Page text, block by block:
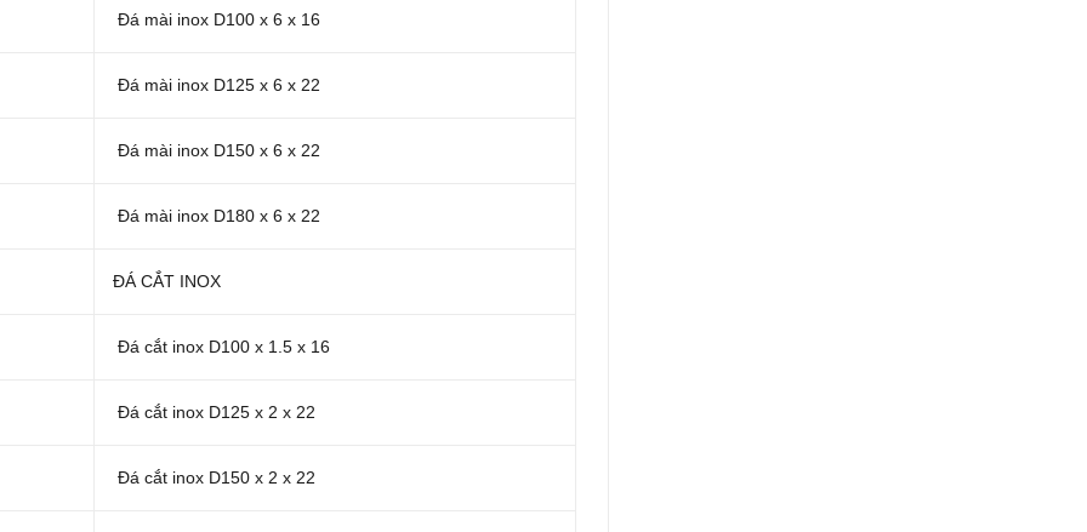
Đá mài inox D100 x 6 x 16
Đá mài inox D125 x 6 x 22
Đá mài inox D150 x 6 x 22
Đá mài inox D180 x 6 x 22
ĐÁ CẮT INOX
Đá cắt inox D100 x 1.5 x 16
Đá cắt inox D125 x 2 x 22
Đá cắt inox D150 x 2 x 22